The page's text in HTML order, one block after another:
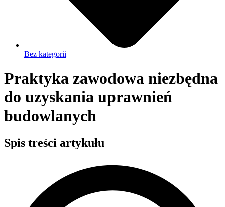
Bez kategorii
Praktyka zawodowa niezbędna
do uzyskania uprawnień
budowlanych
Spis treści artykułu